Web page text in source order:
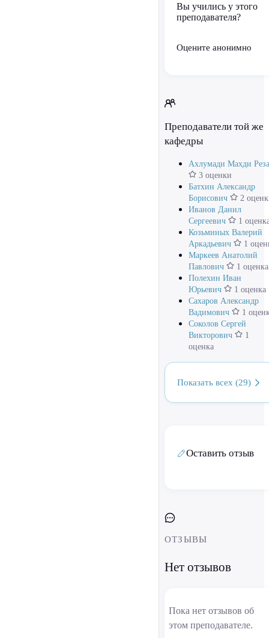
Вы учились у этого
преподавателя?
Оцените анонимно
Преподаватели той же
кафедры
Ахлумади Махди Реза
3 оценки
Батхин Александр
Борисович
2
Иванов Данил
Сергеевич
1
Козьминых Валерий
Аркадьевич
1
Маркеев Анатолий
Павлович
1 оценка
Полехин Иван
Юрьевич
1 оценка
Сахаров Александр
Вадимович
1
Соколов Сергей
Викторович
1
оценка
Показать всех (29)
Оставить отзыв
ОТЗЫВЫ
Нет отзывов
Пока нет отзывов об
этом преподавателе.